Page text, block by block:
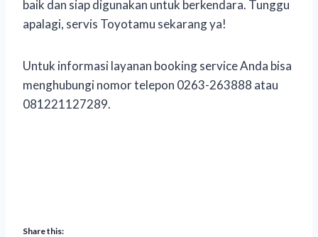
baik dan siap digunakan untuk berkendara. Tunggu
apalagi, servis Toyotamu sekarang ya!
Untuk informasi layanan booking service Anda bisa
menghubungi nomor telepon 0263-263888 atau
081221127289.
Share this: